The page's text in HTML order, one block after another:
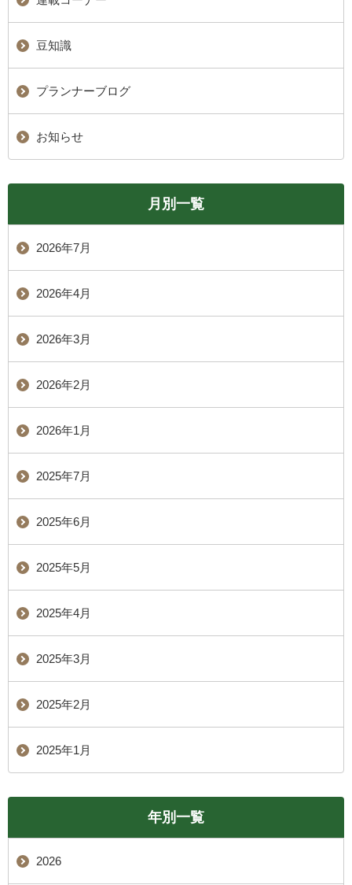
豆知識
プランナーブログ
お知らせ
月別一覧
2026年7月
2026年4月
2026年3月
2026年2月
2026年1月
2025年7月
2025年6月
2025年5月
2025年4月
2025年3月
2025年2月
2025年1月
年別一覧
2026